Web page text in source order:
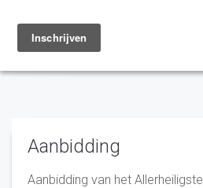
Toggle
navigation
Aanbidding
Aanbidding van het Allerheiligste